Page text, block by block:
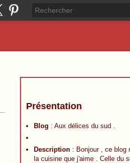
Présentation
Blog : Aux délices du sud .
Description : Bonjour , ce blog
la cuisine que j'aime . Celle du